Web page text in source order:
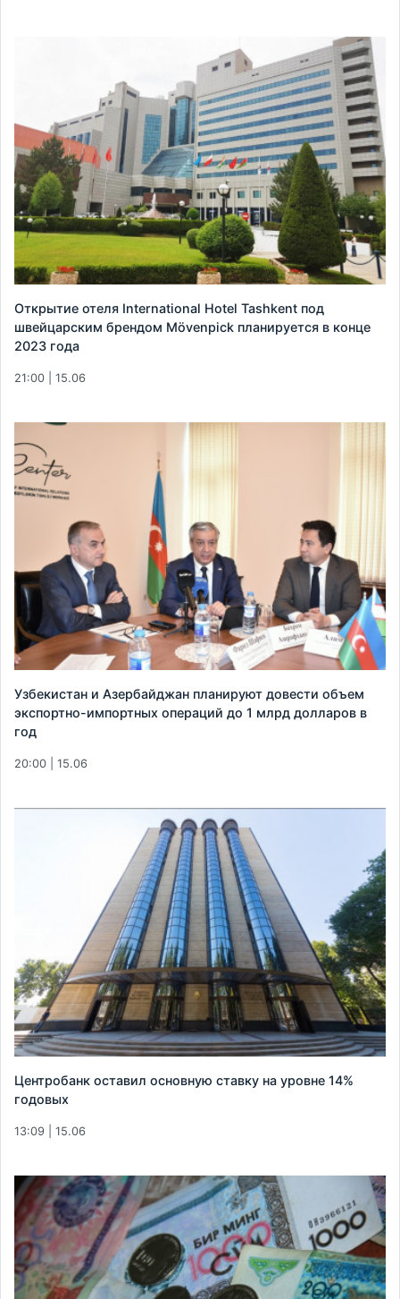
Открытие отеля International Hotel Tashkent под
швейцарским брендом Mövenpick планируется в конце
2023 года
21:00 | 15.06
Узбекистан и Азербайджан планируют довести объем
экспортно-импортных операций до 1 млрд долларов в
год
20:00 | 15.06
Центробанк оставил основную ставку на уровне 14%
годовых
13:09 | 15.06